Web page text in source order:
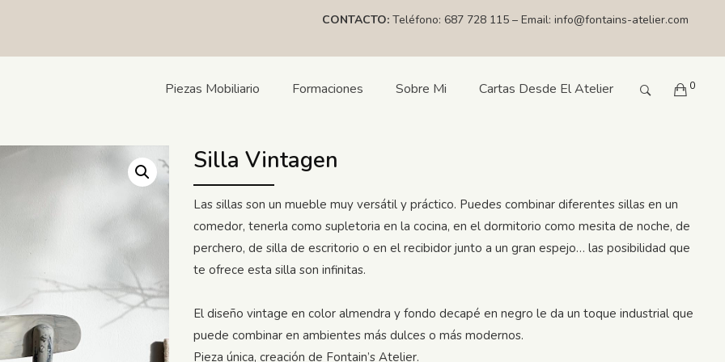
CONTACTO: Teléfono: 687 728 115 – Email: info@fontains-atelier.com
Piezas Mobiliario Formaciones Sobre Mi Cartas Desde El Atelier 0
Silla Vintagen
Las sillas son un mueble muy versátil y práctico. Puedes combinar diferentes sillas en un
comedor, tenerla como supletoria en la cocina, en el dormitorio como mesita de noche, de
perchero, de silla de escritorio o en el recibidor junto a un gran espejo… las posibilidad que
te ofrece esta silla son infinitas.
El diseño vintage en color almendra y fondo decapé en negro le da un toque industrial que
puede combinar en ambientes más dulces o más modernos.
Pieza única, creación de Fontain’s Atelier.